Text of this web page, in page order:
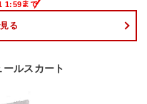
る
ルスカート